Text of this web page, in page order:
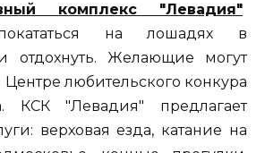
комплекс "Левадия"
на лошадях в
отдохнуть. Желающие могут
Центре любительского конкура
КСК "Левадия" предлагает
верховая езда, катание на